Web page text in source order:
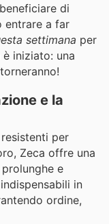
di
entrare a far
settimana per
iniziato: una
e la
per
Zeca offre una
e
in
ordine,